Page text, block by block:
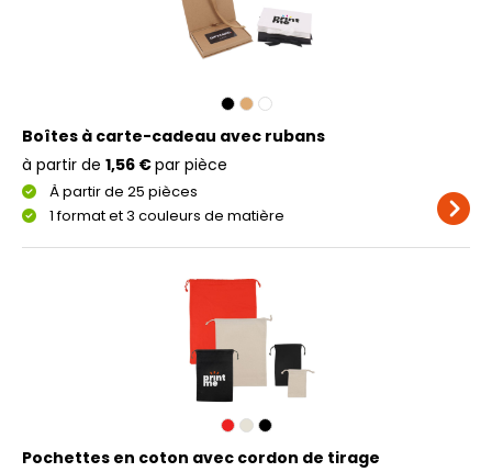
Boîtes à carte-cadeau avec rubans
À partir de 25 pièces
1 format et 3 couleurs de matière
à partir de 1,56 €par pièce
Pochettes en coton avec cordon de tirage